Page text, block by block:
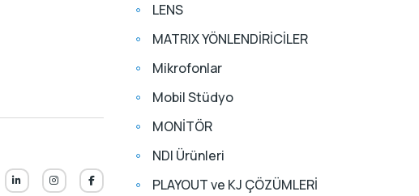
LENS
MATRIX YÖNLENDİRİCİLER
Mikrofonlar
Mobil Stüdyo
MONİTÖR
NDI Ürünleri
PLAYOUT ve KJ ÇÖZÜMLERİ